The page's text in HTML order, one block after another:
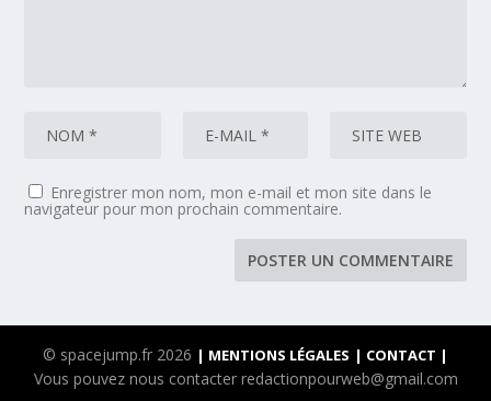
Enregistrer mon nom, mon e-mail et mon site dans le
navigateur pour mon prochain commentaire.
© spacejump.fr 2026 | MENTIONS LÉGALES | CONTACT |
Vous pouvez nous contacter redactionpourweb@gmail.com